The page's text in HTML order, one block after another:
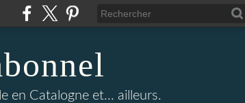
en Catalogne et... ailleurs.